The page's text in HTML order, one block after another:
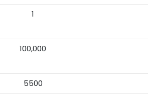
1
100,000
5500